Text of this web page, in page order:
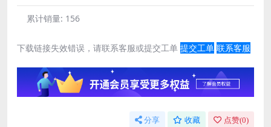
累计销量: 156
下载链接失效错误，请联系客服或提交工单 提交工单 联系客服
分享 收藏 点赞(0)